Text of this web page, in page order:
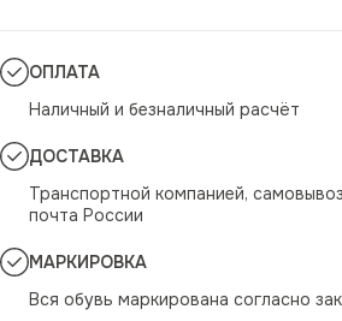
ОПЛАТА
Наличный и безналичный расчёт
ДОСТАВКА
Транспортной компанией,
почта России
МАРКИРОВКА
Вся обувь маркирована согласно